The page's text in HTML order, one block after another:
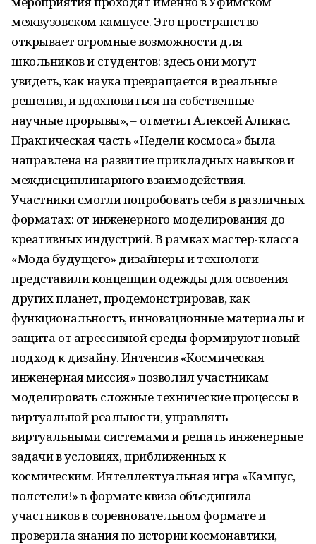
межвузовском кампусе. Это пространство
открывает огромные возможности для
школьников и студентов: здесь они могут
увидеть, как наука превращается в реальные
решения, и вдохновиться на собственные
научные прорывы», – отметил Алексей Аликас.
Практическая часть «Недели космоса» была
направлена на развитие прикладных навыков и
междисциплинарного взаимодействия.
Участники смогли попробовать себя в различных
форматах: от инженерного моделирования до
креативных индустрий. В рамках мастер-класса
«Мода будущего» дизайнеры и технологи
представили концепции одежды для освоения
других планет, продемонстрировав, как
функциональность, инновационные материалы и
защита от агрессивной среды формируют новый
подход к дизайну. Интенсив «Космическая
инженерная миссия» позволил участникам
моделировать сложные технические процессы в
виртуальной реальности, управлять
виртуальными системами и решать инженерные
задачи в условиях, приближенных к
космическим. Интеллектуальная игра «Кампус,
полетели!» в формате квиза объединила
участников в соревновательном формате и
проверила знания по истории космонавтики,